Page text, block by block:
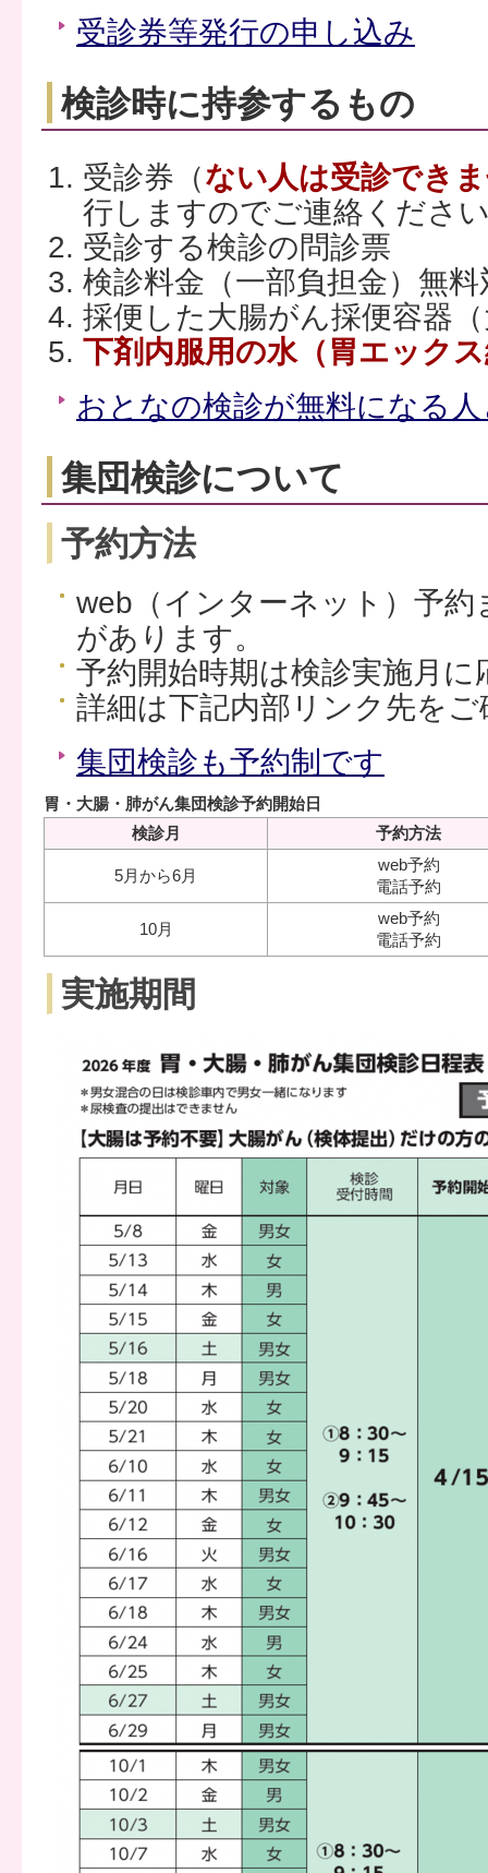
受診券等発行の申し込み
検診時に持参するもの
受診券（ない人は受診でき
行しますのでご連絡くださ
受診する検診の問診票
検診料金（一部負担金）無
採便した大腸がん採便容器
下剤内服用の水（胃エック
おとなの検診が無料になる
集団検診について
予約方法
web（インターネット）予
があります。
予約開始時期は検診実施月
詳細は下記内部リンク先を
集団検診も予約制です
胃・大腸・肺がん集団検診予約開始日
検診月
予約方法
5月から6月
web予約
電話予約
10月
web予約
電話予約
実施期間